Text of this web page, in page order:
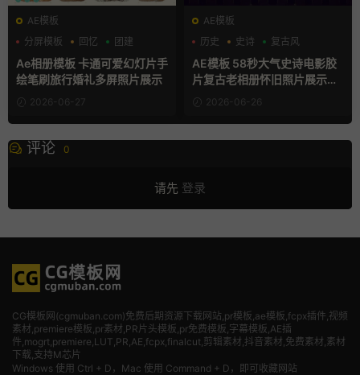
AE模板
分屏模板
回忆 团建
Ae相册模板 卡通可爱幻灯片手
绘笔刷旅行婚礼多屏照片展示
2026-06-27
AE模板
历史
史诗 复古风
AE模板 58秒大气史诗电影胶
片复古老相册怀旧照片展示动
2026-06-26
评论 0
请先 登录
CG模板网(cgmuban.com)免费后期资源下载网站,pr模板,ae模板,fcpx插件,视频
素材 ,premiere模板,pr素材,PR片头模板,pr免费模板,字幕模板,AE插
件,mogrt,premiere,LUT,PR,AE,fcpx,finalcut,剪辑素材,抖音素材,免费素材,素材
下载,支持M芯片
Windows 使用 Ctrl + D，Mac 使用 Command + D，即可收藏网站